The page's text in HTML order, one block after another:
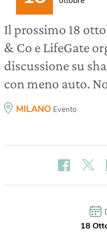
Il prossimo 18
& Co e LifeGate
discussione su
con meno auto.
MILANO Evento
18